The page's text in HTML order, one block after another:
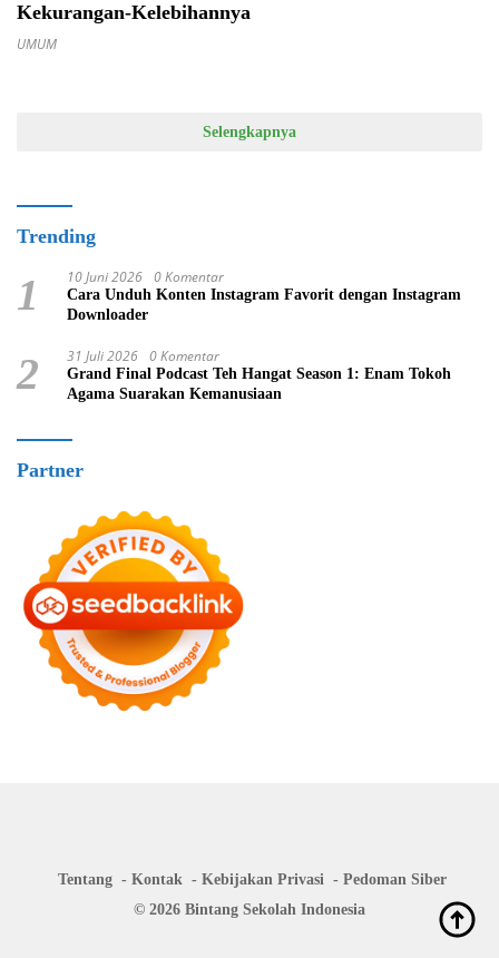
Kekurangan-Kelebihannya
UMUM
Selengkapnya
Trending
1 10 Juni 2026 0 Komentar
Cara Unduh Konten Instagram Favorit dengan Instagram
Downloader
2 31 Juli 2026 0 Komentar
Grand Final Podcast Teh Hangat Season 1: Enam Tokoh
Agama Suarakan Kemanusiaan
Partner
Tentang Kontak Kebijakan Privasi
Pedoman Siber
© 2026 Bintang Sekolah Indonesia